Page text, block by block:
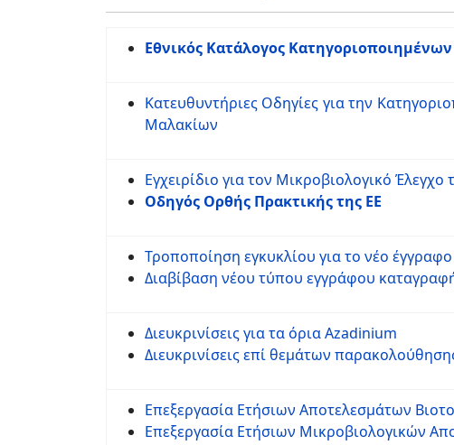
Εθνικός Κατάλογος
Κατευθυντήριες Οδηγίες για την
Μαλακίων
Εγχειρίδιο για τον Μικροβιολογικό
Οδηγός Ορθής Πρακτικής της ΕΕ
Τροποποίηση εγκυκλίου για το νέο
Διαβίβαση νέου τύπου εγγράφου
Διευκρινίσεις για τα όρια Azadinium
Διευκρινίσεις επί θεμάτων
Επεξεργασία Ετήσιων Αποτελεσμάτων
Επεξεργασία Ετήσιων Μικροβιολογικών